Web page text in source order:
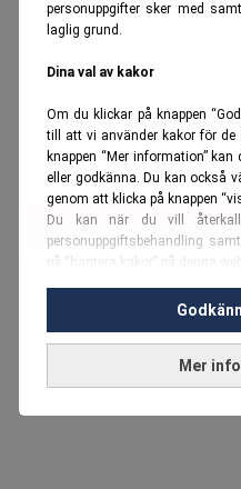
personuppgifter sker med
laglig grund.
Dina val av kakor
Om du klickar på knappen
till att vi använder kakor för
knappen “Mer information”
eller godkänna. Du kan också
genom att klicka på knappen
Du kan när du vill
personuppgiftsbehandling
på “hantera kakor” på denna
Du kan fördjupa dig
Vi använder kakor och
Nödvändiga cookies och
Mer